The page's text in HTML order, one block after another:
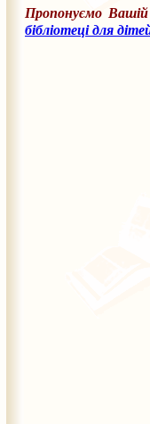
Пропонуємо Вашій
бібліотеці для